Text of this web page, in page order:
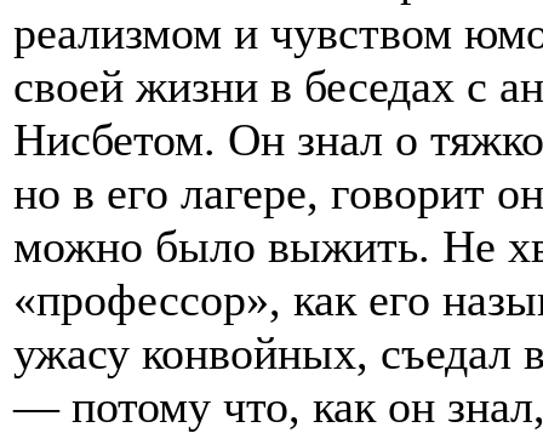
реализмом и чувством
своей жизни в беседах с
Нисбетом. Он знал о
но в его лагере, говорит
можно было выжить. Не
«профессор», как его
ужасу конвойных,
— потому что, как он